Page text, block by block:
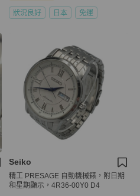
狀況良好 日本 免運
Seiko
精工 PRESAGE 自動機械錶，附日期
和星期顯示，4R36-00Y0 D4